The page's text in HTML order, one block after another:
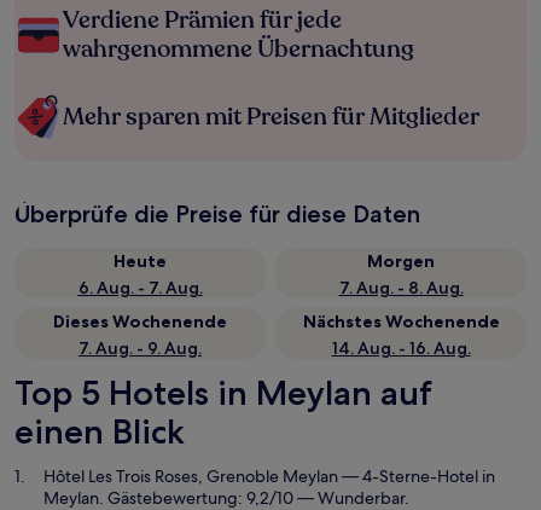
Verdiene Prämien für jede
wahrgenommene Übernachtung
Mehr sparen mit Preisen für Mitglieder
Überprüfe die Preise für diese Daten
Heute
6. Aug. - 7. Aug.
Morgen
7. Aug. - 8. Aug.
Dieses Wochenende
7. Aug. - 9. Aug.
Nächstes Wochenende
14. Aug. - 16. Aug.
Top 5 Hotels in Meylan auf
einen Blick
Hôtel Les Trois Roses, Grenoble Meylan— 4-Sterne-Hotel in
Meylan. Gästebewertung: 9,2/10 — Wunderbar.